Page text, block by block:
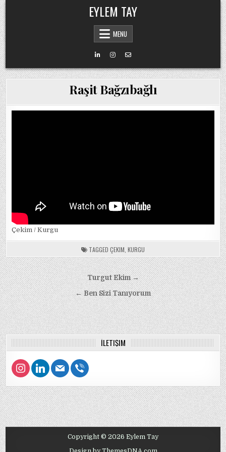
Skip
to
content
EYLEM TAY
MENU
Raşit Bağzıbağlı
Çekim / Kurgu
TAGGED ÇEKIM KURGU
Post
navigation
Turgut Ekim →
← Ben Sizi Tanıyorum
İLETIŞIM
instagramlinkedinmail viber
Copyright © 2026 Eylem Tay